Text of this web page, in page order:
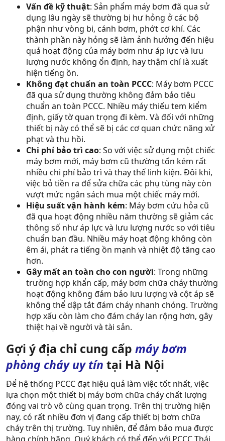
Vấn đề kỹ thuật: Sản phẩm máy bơm đã qua sử
dụng lâu ngày sẽ thường bị hư hỏng ở các bộ
phận như vòng bi, cánh bơm, phớt cơ khí. Các
thành phần này hỏng sẽ làm ảnh hưởng đến hiệu
quả hoạt động của máy bơm như áp lực và lưu
lượng nước không ổn định, hay thậm chí là xuất
hiện tiếng ồn.
Không đạt chuẩn an toàn PCCC: Máy bơm PCCC
đã qua sử dụng thường không đảm bảo tiêu
chuẩn an toàn PCCC. Nhiều máy thiếu tem kiểm
định, giấy tờ quan trọng đi kèm. Và đối với những
thiết bị này có thể sẽ bị các cơ quan chức năng xử
phạt và thu hồi.
Chi phí bảo trì cao: So với việc sử dụng một chiếc
máy bơm mới, máy bơm cũ thường tốn kém rất
nhiều chi phí bảo trì và thay thế linh kiện. Đôi khi,
việc bỏ tiền ra để sửa chữa các phụ tùng này còn
vượt mức ngân sách mua một chiếc máy mới.
Hiệu suất vận hành kém: Máy bơm cứu hỏa cũ
đã qua hoạt động nhiều năm thường sẽ giảm các
thông số như áp lực và lưu lượng nước so với tiêu
chuẩn ban đầu. Nhiều máy hoạt động không còn
êm ái, phát ra tiếng ồn mạnh và nhiệt độ tăng cao
hơn.
Gây mất an toàn cho con người: Trong những
trường hợp khẩn cấp, máy bơm chữa cháy thường
hoạt động không đảm bảo lưu lượng và cột áp sẽ
không thể dập tắt đám cháy nhanh chóng. Trường
hợp xấu còn làm cho đám cháy lan rộng hơn, gây
thiệt hại về người và tài sản.
Gợi ý địa chỉ cung cấp máy bơm
phòng cháy uy tín tại Hà Nội
Để hệ thống PCCC đạt hiệu quả làm việc tốt nhất, việc
lựa chọn một thiết bị máy bơm chữa cháy chất lượng
đóng vai trò vô cùng quan trọng. Trên thị trường hiện
nay, có rất nhiều đơn vị đang cấp thiết bị bơm chữa
cháy trên thị trường. Tuy nhiên, để đảm bảo mua được